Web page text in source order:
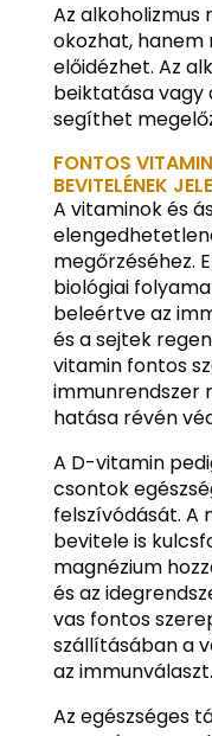
Az
okozhat, hanem
előidézhet. Az
beiktatása vagy
segíthet
FONTOS
BEVITELÉNEK
A vitaminok és
megőrzéséhez.
biológiai
beleértve az
és a sejtek
vitamin fontos
immunrendszer
hatása révén
A D-vitamin
csontok
felszívódását. A
bevitele is
magnézium
és az
vas fontos
szállításában a
az immunválaszt.
Az egészséges